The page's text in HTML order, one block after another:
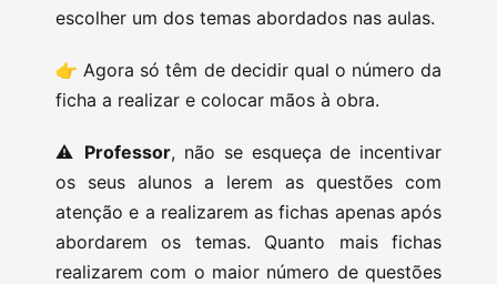
escolher um dos temas abordados nas aulas.
👉 Agora só têm de decidir qual o número da
ficha a realizar e colocar mãos à obra.
⚠️ Professor, não se esqueça de incentivar
os seus alunos a lerem as questões com
atenção e a realizarem as fichas apenas após
abordarem os temas. Quanto mais fichas
realizarem com o maior número de questões